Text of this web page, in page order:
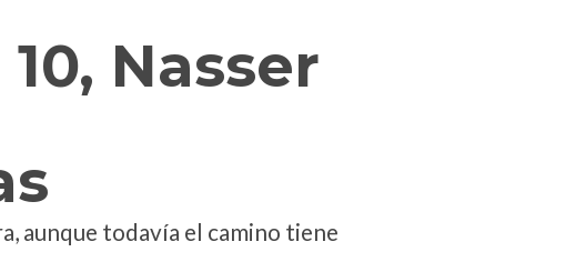
Nasser
aunque todavía el camino tiene